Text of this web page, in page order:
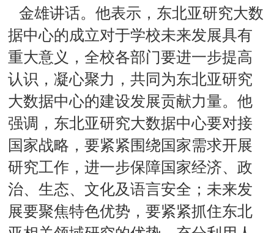
金雄讲话。他表示，东北亚研究大数
据中心的成立对于学校未来发展具有
重大意义，全校各部门要进一步提高
认识，凝心聚力，共同为东北亚研究
大数据中心的建设发展贡献力量。他
强调，东北亚研究大数据中心要对接
国家战略，要紧紧围绕国家需求开展
研究工作，进一步保障国家经济、政
治、生态、文化及语言安全；未来发
展要聚焦特色优势，要紧紧抓住东北